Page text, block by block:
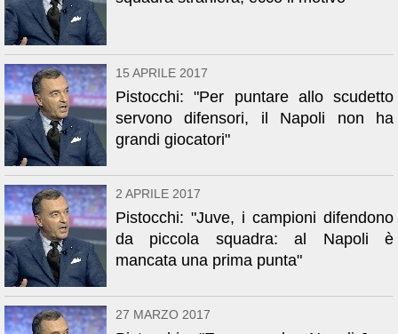
15 APRILE 2017
Pistocchi: "Per puntare allo scudetto
servono difensori, il Napoli non ha
grandi giocatori"
2 APRILE 2017
Pistocchi: "Juve, i campioni difendono
da piccola squadra: al Napoli è
mancata una prima punta"
27 MARZO 2017